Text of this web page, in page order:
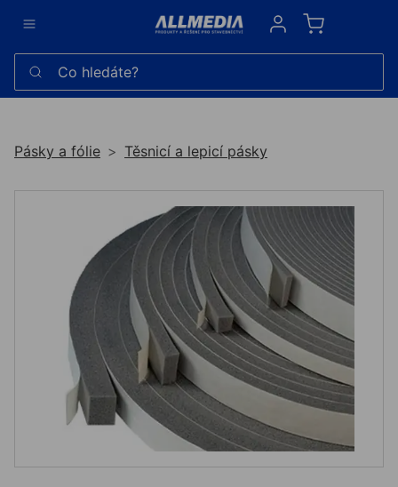
Sign in
Co hledáte?
Pásky a fólie Těsnicí a lepicí pásky